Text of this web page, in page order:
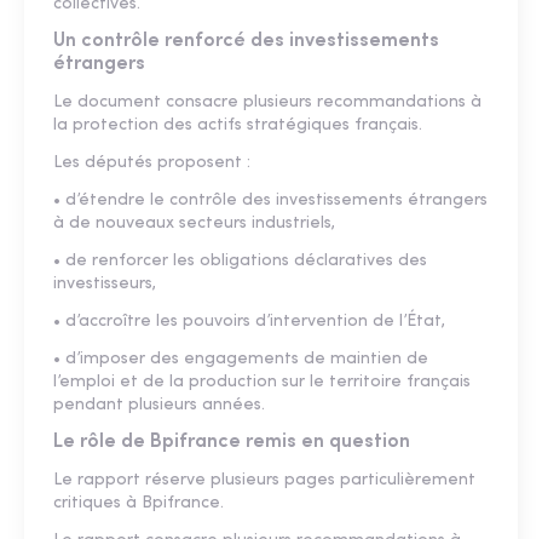
collectives.
Un contrôle renforcé des investissements
étrangers
Le document consacre plusieurs recommandations à
la protection des actifs stratégiques français.
Les députés proposent :
• d’étendre le contrôle des investissements étrangers
à de nouveaux secteurs industriels,
• de renforcer les obligations déclaratives des
investisseurs,
• d’accroître les pouvoirs d’intervention de l’État,
• d’imposer des engagements de maintien de
l’emploi et de la production sur le territoire français
pendant plusieurs années.
Le rôle de Bpifrance remis en question
Le rapport réserve plusieurs pages particulièrement
critiques à Bpifrance.